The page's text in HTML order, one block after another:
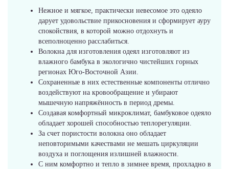
Нежное и мягкое, практически невесомое это одеяло
дарует удовольствие прикосновения и сформирует ауру
спокойствия, в которой можно отдохнуть и
всеполноценно расслабиться.
Волокна для изготовления одеял изготовляют из
влажного бамбука в экологично чистейших горных
регионах Юго-Восточной Азии.
Сохраненные в них естественные компоненты отлично
воздействуют на кровообращение и убирают
мышечную напряжённость в период дремы.
Создавая комфортный микроклимат, бамбуковое одеяло
обладает хорошей способностью теплорегуляции.
За счет пористости волокна оно обладает
неповторимыми качествами не мешать циркуляции
воздуха и поглощения излишней влажности.
С ним комфортно и тепло в зимнее время, прохладно в